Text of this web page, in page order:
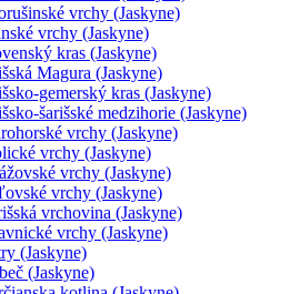
vrchy (Jaskyne)
vrchy (Jaskyne)
kras (Jaskyne)
Magura (Jaskyne)
gemerský kras (Jaskyne)
šarišské medzihorie (Jaskyne)
vrchy (Jaskyne)
vrchy (Jaskyne)
vrchy (Jaskyne)
vrchy (Jaskyne)
vrchovina (Jaskyne)
vrchy (Jaskyne)
(Jaskyne)
(Jaskyne)